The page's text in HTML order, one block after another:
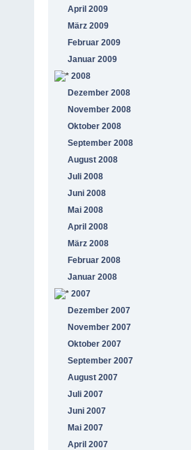
April 2009
März 2009
Februar 2009
Januar 2009
2008
Dezember 2008
November 2008
Oktober 2008
September 2008
August 2008
Juli 2008
Juni 2008
Mai 2008
April 2008
März 2008
Februar 2008
Januar 2008
2007
Dezember 2007
November 2007
Oktober 2007
September 2007
August 2007
Juli 2007
Juni 2007
Mai 2007
April 2007